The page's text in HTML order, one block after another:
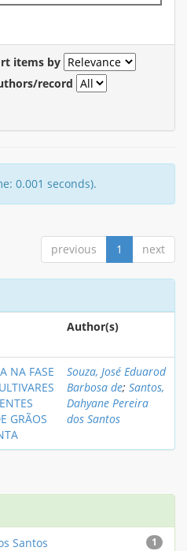
items by
record
0.001 seconds).
previous 1 next
Author(s)
NA FASE
GRÃOS
Souza, José Eduarod
Barbosa de; Santos,
Dahyane Pereira
dos Santos
1
Santos